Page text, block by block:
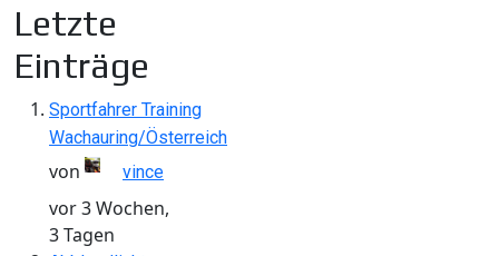
Letzte
Einträge
Sportfahrer Training
Wachauring/Österreich
von vince
vor 3 Wochen,
3 Tagen